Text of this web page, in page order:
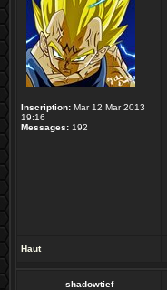
Inscription: Mar 12 Mar 2013
19:16
Messages: 192
Haut
shadowtief